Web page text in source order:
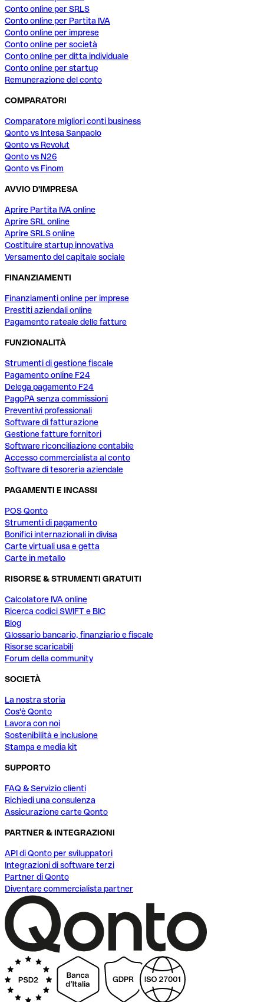
Conto online per SRLS
Conto online per Partita IVA
Conto online per imprese
Conto online per società
Conto online per ditta individuale
Conto online per startup
Remunerazione del conto
COMPARATORI
Comparatore migliori conti business
Qonto vs Intesa Sanpaolo
Qonto vs Revolut
Qonto vs N26
Qonto vs Finom
AVVIO D'IMPRESA
Aprire Partita IVA online
Aprire SRL online
Aprire SRLS online
Costituire startup innovativa
Versamento del capitale sociale
FINANZIAMENTI
Finanziamenti online per imprese
Prestiti aziendali online
Pagamento rateale delle fatture
FUNZIONALITÀ
Strumenti di gestione fiscale
Pagamento online F24
Delega pagamento F24
PagoPA senza commissioni
Preventivi professionali
Software di fatturazione
Gestione fatture fornitori
Software riconciliazione contabile
Accesso commercialista al conto
Software di tesoreria aziendale
PAGAMENTI E INCASSI
POS Qonto
Strumenti di pagamento
Bonifici internazionali in divisa
Carte virtuali usa e getta
Carte in metallo
RISORSE & STRUMENTI GRATUITI
Calcolatore IVA online
Ricerca codici SWIFT e BIC
Blog
Glossario bancario, finanziario e fiscale
Risorse scaricabili
Forum della community
SOCIETÀ
La nostra storia
Cos'è Qonto
Lavora con noi
Sostenibilità e inclusione
Stampa e media kit
SUPPORTO
FAQ & Servizio clienti
Richiedi una consulenza
Assicurazione carte Qonto
PARTNER & INTEGRAZIONI
API di Qonto per sviluppatori
Integrazioni di software terzi
Partner di Qonto
Diventare commercialista partner